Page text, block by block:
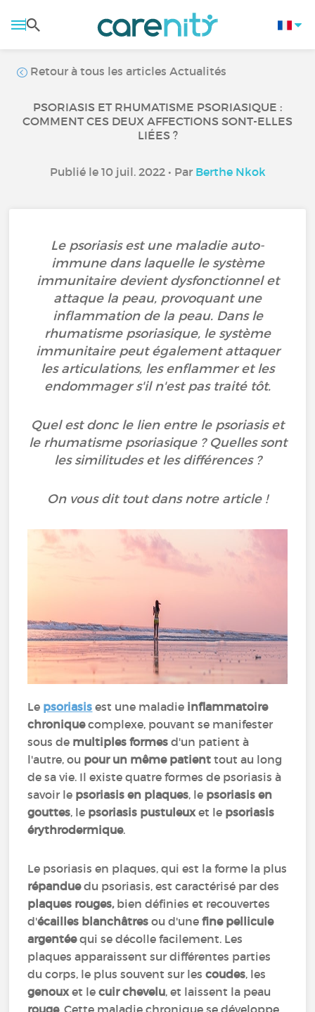
Retour à tous les articles Actualités
PSORIASIS ET RHUMATISME PSORIASIQUE :
COMMENT CES DEUX AFFECTIONS SONT-ELLES
LIÉES ?
Publié le 10 juil. 2022 • Par Berthe Nkok
Le psoriasis est une maladie auto-
immune dans laquelle le système
immunitaire devient dysfonctionnel et
attaque la peau, provoquant une
inflammation de la peau. Dans le
rhumatisme psoriasique, le système
immunitaire peut également attaquer
les articulations, les enflammer et les
endommager s'il n'est pas traité tôt.
Quel est donc le lien entre le psoriasis et
le rhumatisme psoriasique ? Quelles sont
les similitudes et les différences ?
On vous dit tout dans notre article !
Le psoriasis est une maladie inflammatoire
chroniquecomplexe, pouvant se manifester
sous de multiples formes d'un patient à
l'autre, ou pour un même patient tout au long
de sa vie. Il existe quatre formes de psoriasis à
savoir le psoriasis en plaques, le psoriasis en
gouttes, le psoriasis pustuleuxet le psoriasis
érythrodermique.
Le psoriasis en plaques, qui est la forme la plus
répanduedu psoriasis, est caractérisé par des
plaques rouges,bien définies et recouvertes
d'écailles blanchâtres ou d'une fine pellicule
argentéequi se décolle facilement. Les
plaques apparaissent sur différentes parties
du corps, le plus souvent sur lescoudes, les
genouxet lecuir chevelu, et laissent la peau
rouge. Cette maladie chronique se développe